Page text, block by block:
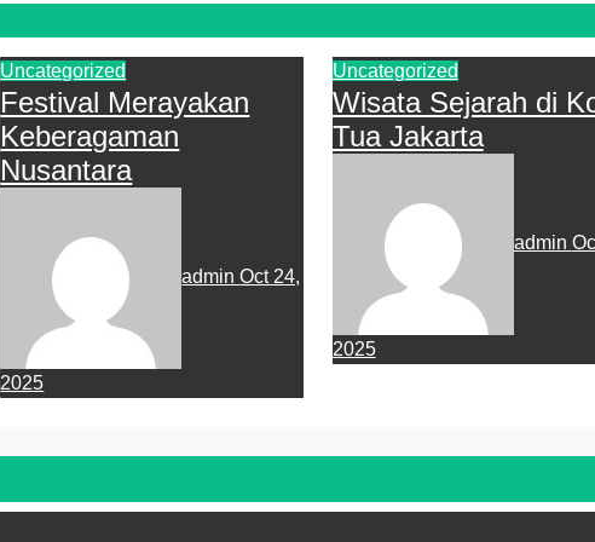
Uncategorized
Festival Merayakan
Keberagaman
Nusantara
adminOct 24,
2025
Uncategorized
Wisata Sejarah di
Tua Jakarta
admin
2025